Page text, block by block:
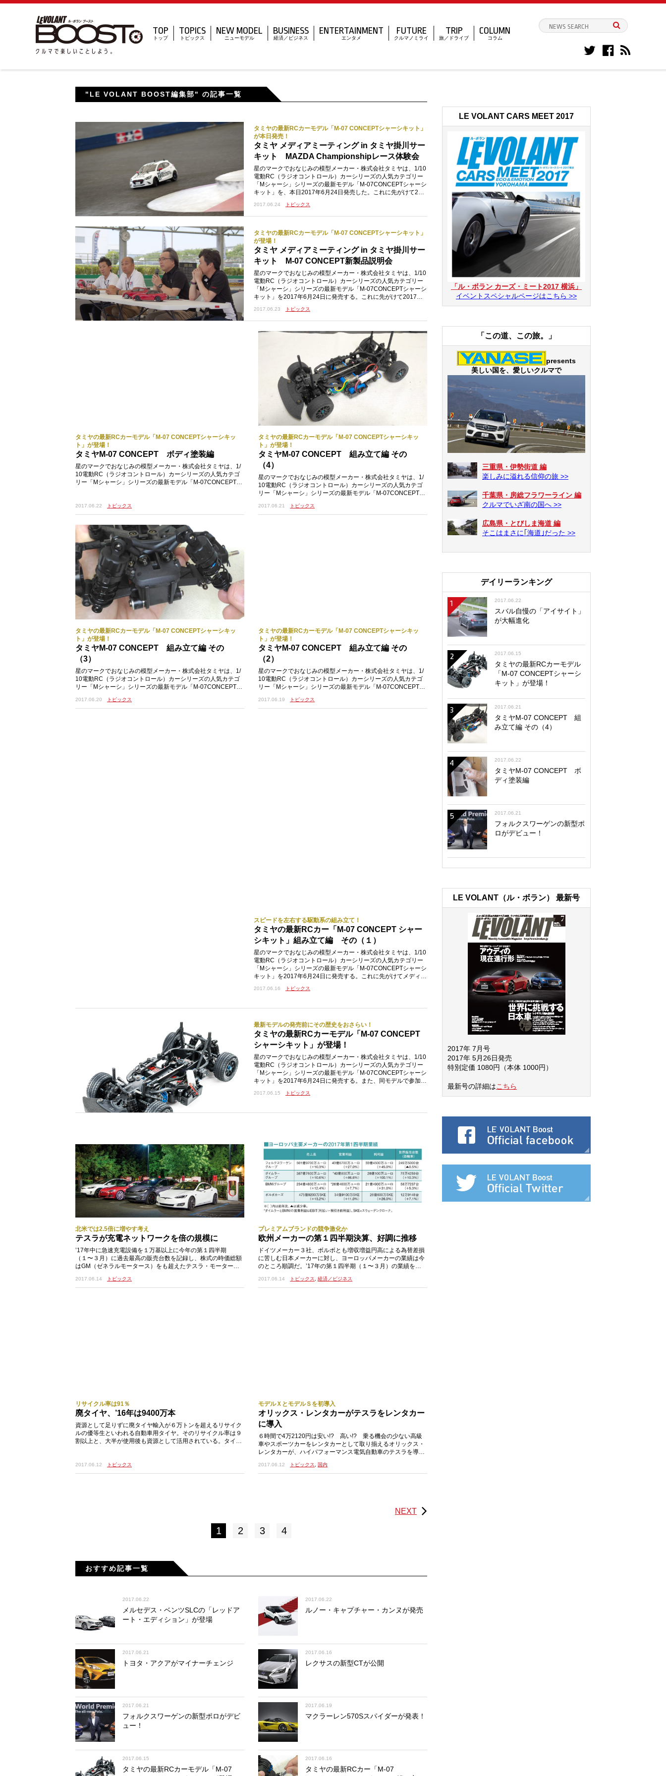
TOP
トップ
TOPICS
トピックス
NEW MODEL
ニューモデル
BUSINESS
経済／ビジネス
ENTERTAINMENT
エンタメ
FUTURE
クルマノミライ
TRIP
旅／ドライブ
COLUMN
コラム
"LE VOLANT BOOST編集部" の記事一覧
タミヤの最新RCカーモデル「M-07 CONCEPTシャーシキット」
が本日発売！
タミヤ メディアミーティング in タミヤ掛川サー
キット MAZDA Championshipレース体験会
星のマークでおなじみの模型メーカー・株式会社タミヤは、1/10
電動RC（ラジオコントロール）カーシリーズの人気カテゴリー
「Mシャーシ」シリーズの最新モデル「M-07CONCEPTシャーシ
キット」を、本日2017年6月24日発売した。これに先がけて201
ー編〉M-07CONCEPT新製品説明会&MAZDAChampionshipレー
ス体験会」に、ル・ボラン・ブースト編集部も参加。今回は、新
者
2017.06.24 トピックス
タミヤの最新RCカーモデル「M-07 CONCEPTシャーシキット」
が登場！
タミヤ メディアミーティング in タミヤ掛川サー
キット M-07 CONCEPT新製品説明会
星のマークでおなじみの模型メーカー・株式会社タミヤは、1/10
電動RC（ラジオコントロール）カーシリーズの人気カテゴリー
「Mシャーシ」シリーズの最新モデル「M-07CONCEPTシャーシ
キット」を2017年6月24日に発売する。これに先がけて2017年6
編〉M-07CONCEPT新製品説明会&MAZDAChampionshipレース
体験会」にル・ボラン・ブースト編集部も参加。今回は、タミヤ
2017.06.23 トピックス
タミヤの最新RCカーモデル「M-07 CONCEPTシャーシキッ
ト」が登場！
タミヤM-07 CONCEPT ボディ塗装編
星のマークでおなじみの模型メーカー・株式会社タミヤは、1/
10電動RC（ラジオコントロール）カーシリーズの人気カテゴ
リー「Mシャーシ」シリーズの最新モデル「M-07CONCEPTシ
2017.06.22 トピックス
タミヤの最新RCカーモデル「M-07 CONCEPTシャーシキッ
ト」が登場！
タミヤM-07 CONCEPT 組み立て編 その
（4）
星のマークでおなじみの模型メーカー・株式会社タミヤは、1/
10電動RC（ラジオコントロール）カーシリーズの人気カテゴ
リー「Mシャーシ」シリーズの最新モデル「M-07CONCEPTシ
2017.06.21 トピックス
タミヤの最新RCカーモデル「M-07 CONCEPTシャーシキッ
ト」が登場！
タミヤM-07 CONCEPT 組み立て編 その
（3）
星のマークでおなじみの模型メーカー・株式会社タミヤは、1/
10電動RC（ラジオコントロール）カーシリーズの人気カテゴ
リー「Mシャーシ」シリーズの最新モデル「M-07CONCEPTシ
2017.06.20 トピックス
タミヤの最新RCカーモデル「M-07 CONCEPTシャーシキッ
ト」が登場！
タミヤM-07 CONCEPT 組み立て編 その
（2）
星のマークでおなじみの模型メーカー・株式会社タミヤは、1/
10電動RC（ラジオコントロール）カーシリーズの人気カテゴ
リー「Mシャーシ」シリーズの最新モデル「M-07CONCEPTシ
2017.06.19 トピックス
スピードを左右する駆動系の組み立て！
タミヤの最新RCカー「M-07 CONCEPT シャー
シキット」組み立て編 その（１）
星のマークでおなじみの模型メーカー・株式会社タミヤは、1/10
電動RC（ラジオコントロール）カーシリーズの人気カテゴリー
「Mシャーシ」シリーズの最新モデル「M-07CONCEPTシャーシ
キット」を2017年6月24日に発売する。これに先がけてメディア
め、ル・ボラン・ブースト編集部も発売前の「M-07CONCEPT
ての模様をお送りしていく。説明書をよく読んで、必要な工具や
2017.06.16 トピックス
最新モデルの発売前にその歴史をおさらい！
タミヤの最新RCカーモデル「M-07 CONCEPT
シャーシキット」が登場！
星のマークでおなじみの模型メーカー・株式会社タミヤは、1/10
電動RC（ラジオコントロール）カーシリーズの人気カテゴリー
「Mシャーシ」シリーズの最新モデル「M-07CONCEPTシャーシ
キット」を2017年6月24日に発売する。また、同モデルで参加可
権」（2017年6月〜10月全国17会場で開催）において、マツダ
れることも併せて発表された。これに先がけ、タミヤではメディ
2017.06.15 トピックス
北米では2.5倍に増やす考え
テスラが充電ネットワークを倍の規模に
’17年中に急速充電設備を１万基以上に今年の第１四半期
（１〜３月）に過去最高の販売台数を記録し、株式の時価総額
はGM（ゼネラルモータース）をも超えたテスラ・モーター
2017.06.14 トピックス
プレミアムブランドの競争激化か
欧州メーカーの第１四半期決算、好調に推移
ドイツメーカー３社、ボルボとも増収増益円高による為替差損
に苦しむ日本メーカーに対し、ヨーロッパメーカーの業績は今
のところ順調だ。’17年の第１四半期（１〜３月）の業績を見
2017.06.14 トピックス ,経済／ビジネス
リサイクル率は91％
廃タイヤ、’16年は9400万本
資源として足りずに廃タイヤ輸入が６万トンを超えるリサイク
ルの優等生といわれる自動車用タイヤ。そのリサイクル率は９
割以上と、大半が使用後も資源として活用されている。タイヤ
2017.06.12 トピックス
モデルＸとモデルＳを初導入
オリックス・レンタカーがテスラをレンタカー
に導入
６時間で4万2120円は安い!? 高い!? 乗る機会の少ない高級
車やスポーツカーをレンタカーとして取り揃えるオリックス・
レンタカーが、ハイパフォーマンス電気自動車のテスラを導
2017.06.12 トピックス 国内
1 2 3 4
NEXT
おすすめ記事一覧
2017.06.22
メルセデス・ベンツSLCの「レッドア
ート・エディション」が登場
2017.06.22
ルノー・キャプチャー・カンヌが発売
2017.06.21
トヨタ・アクアがマイナーチェンジ
2017.06.16
レクサスの新型CTが公開
2017.06.21
フォルクスワーゲンの新型ポロがデビ
ュー！
2017.06.19
マクラーレン570Sスパイダーが発表！
2017.06.15
タミヤの最新RCカーモデル「M-07
2017.06.16
タミヤの最新RCカー「M-07
LE VOLANT CARS MEET 2017
「ル・ボラン カーズ・ミート2017 横浜」
イベントスペシャルページはこちら >>
「この道、この旅。」
presents
美しい国を、愛しいクルマで
三重県・伊勢街道 編
楽しみに溢れる信仰の旅 >>
千葉県・房総フラワーライン 編
クルマでいざ南の国へ >>
広島県・とびしま海道 編
そこはまさに｢海道｣だった >>
デイリーランキング
1 2017.06.22
スバル自慢の「アイサイト」
が大幅進化
2 2017.06.15
タミヤの最新RCカーモデル
「M-07 CONCEPTシャーシ
キット」が登場！
3 2017.06.21
タミヤM-07 CONCEPT 組
み立て編 その（4）
4 2017.06.22
タミヤM-07 CONCEPT ボ
ディ塗装編
5 2017.06.21
フォルクスワーゲンの新型ポ
ロがデビュー！
LE VOLANT（ル・ボラン） 最新号
2017年 7月号
2017年 5月26日発売
特別定価 1080円（本体 1000円）
最新号の詳細はこちら